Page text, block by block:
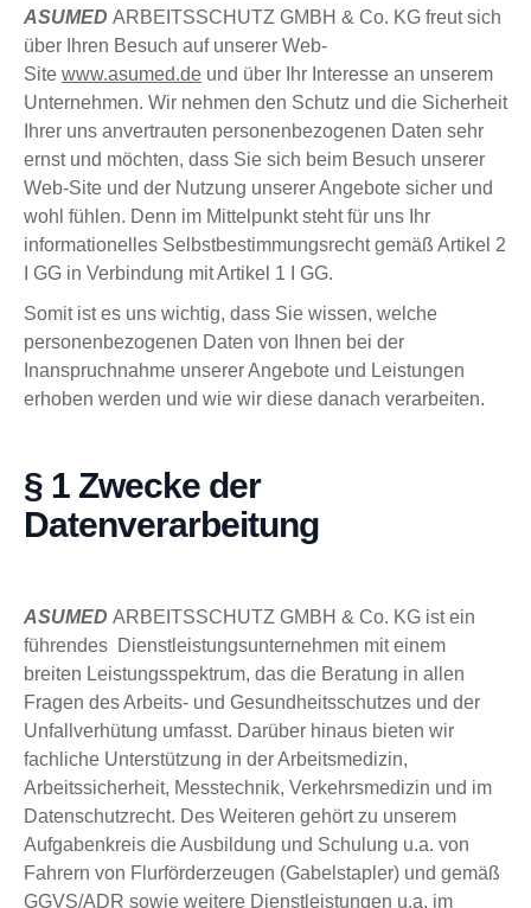
ASUMED ARBEITSSCHUTZ GMBH & Co. KG freut sich
über Ihren Besuch auf unserer Web-
Site www.asumed.de und über Ihr Interesse an unserem
Unternehmen. Wir nehmen den Schutz und die Sicherheit
Ihrer uns anvertrauten personenbezogenen Daten sehr
ernst und möchten, dass Sie sich beim Besuch unserer
Web-Site und der Nutzung unserer Angebote sicher und
wohl fühlen. Denn im Mittelpunkt steht für uns Ihr
informationelles Selbstbestimmungsrecht gemäß Artikel 2
I GG in Verbindung mit Artikel 1 I GG.
Somit ist es uns wichtig, dass Sie wissen, welche
personenbezogenen Daten von Ihnen bei der
Inanspruchnahme unserer Angebote und Leistungen
erhoben werden und wie wir diese danach verarbeiten.
§ 1 Zwecke der
Datenverarbeitung
ASUMED ARBEITSSCHUTZ GMBH & Co. KG ist ein
führendes Dienstleistungsunternehmen mit einem
breiten Leistungsspektrum, das die Beratung in allen
Fragen des Arbeits- und Gesundheitsschutzes und der
Unfallverhütung umfasst. Darüber hinaus bieten wir
fachliche Unterstützung in der Arbeitsmedizin,
Arbeitssicherheit, Messtechnik, Verkehrsmedizin und im
Datenschutzrecht. Des Weiteren gehört zu unserem
Aufgabenkreis die Ausbildung und Schulung u.a. von
Fahrern von Flurförderzeugen (Gabelstapler) und gemäß
GGVS/ADR sowie weitere Dienstleistungen u.a. im